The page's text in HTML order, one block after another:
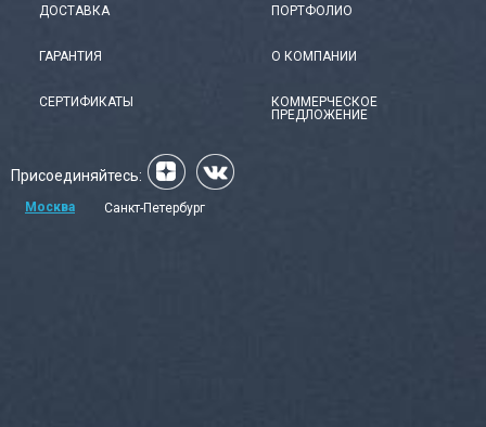
ДОСТАВКА
ГАРАНТИЯ
СЕРТИФИКАТЫ
ПОРТФОЛИО
О КОМПАНИИ
КОММЕРЧЕСКОЕ
ПРЕДЛОЖЕНИЕ
Присоединяйтесь:
Москва Санкт-Петербург